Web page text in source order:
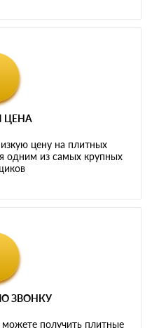
ЦЕНА
цену на плитных
одним из самых крупных
ЗВОНКУ
получить плитные